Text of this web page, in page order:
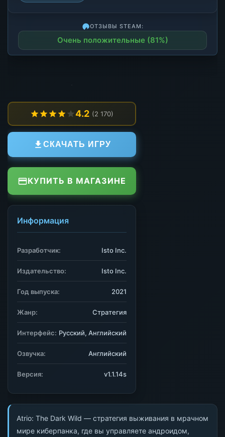
ОТЗЫВЫ STEAM:
Очень положительные (81%)
Atrio: The Dark Wild — стратегия выживания в мрачном
мире киберпанка, где вы управляете андроидом,
4.2 (2 170)
СКАЧАТЬ ИГРУ
КУПИТЬ В МАГАЗИНЕ
Информация
Разработчик: Isto Inc.
Издательство: Isto Inc.
Год выпуска: 2021
Жанр: Стратегия
Интерфейс: Русский, Английский
Озвучка: Английский
Версия: v1.1.14s